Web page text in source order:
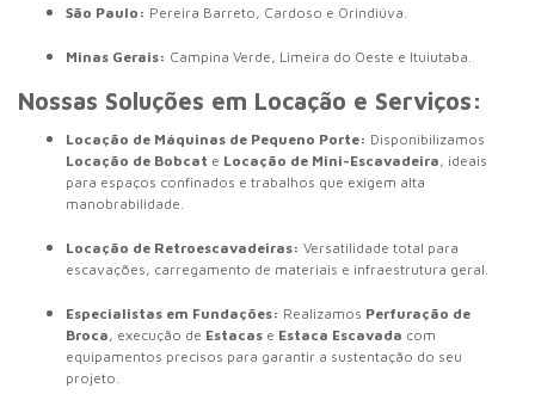
São Paulo: Pereira Barreto, Cardoso e Orindiúva.
Minas Gerais: Campina Verde, Limeira do Oeste e Ituiutaba.
Nossas Soluções em Locação e Serviços:
Locação de Máquinas de Pequeno Porte: Disponibilizamos
Locação de Bobcat e Locação de Mini-Escavadeira, ideais
para espaços confinados e trabalhos que exigem alta
manobrabilidade.
Locação de Retroescavadeiras: Versatilidade total para
escavações, carregamento de materiais e infraestrutura geral.
Especialistas em Fundações: Realizamos Perfuração de
Broca, execução de Estacas e Estaca Escavada com
equipamentos precisos para garantir a sustentação do seu
projeto.